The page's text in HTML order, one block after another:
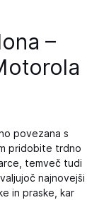
–
povezana s
pridobite trdno
temveč tudi
najnovejši
in praske, kar